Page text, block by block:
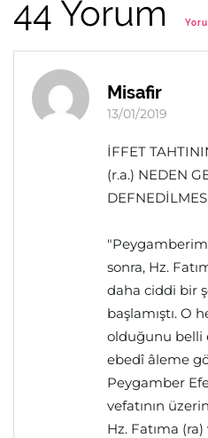
44 Yorum
Misafir
13/01/2019
İFFET
(r.a.) NEDEN
sonra, Hz.
daha ciddi bir
başlamıştı. O
olduğunu belli
ebedî âleme
Peygamber
vefatının
Hz. Fatıma